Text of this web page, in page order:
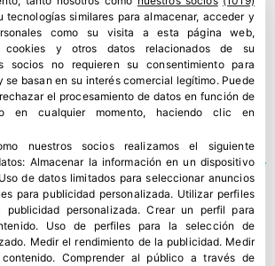
Alcoaxarquía se expande
tecnologías similares para almacenar, acceder y
como su visita a esta página web,
cookies y otros datos relacionados de su
socios no requieren su consentimiento para
se basan en su interés comercial legítimo. Puede
el procesamiento de datos en función de
en cualquier momento, haciendo clic en
nuestros socios realizamos el siguiente
Almacenar la información en un dispositivo
Uso de datos limitados para seleccionar anuncios
para publicidad personalizada. Utilizar perfiles
personalizada.Crear un perfil para
. Uso de perfiles para la selección de
. Medir el rendimiento de la publicidad. Medir
.Comprender al público a través de